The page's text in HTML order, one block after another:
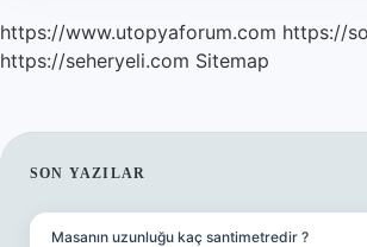
https://www.utopyaforum.com https://
https://seheryeli.com Sitemap
SIDEBAR
SON YAZILAR
Masanın uzunluğu kaç santimetredir ?